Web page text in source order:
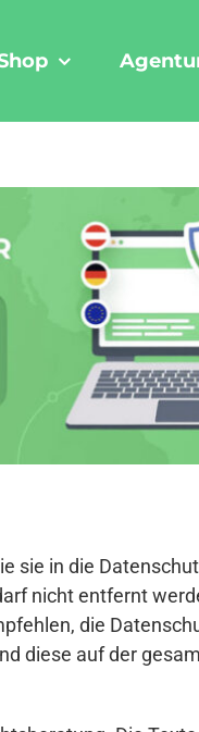
sie in die
nicht entfernt
die
diese auf der